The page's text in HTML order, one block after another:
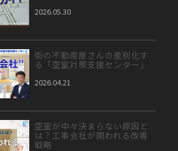
2026.05.30
街の不動産屋さんの差別化す
る「空室対策支援センター」
2026.04.21
空室が中々決まらない原因と
は？工事会社が関われる改善
戦略